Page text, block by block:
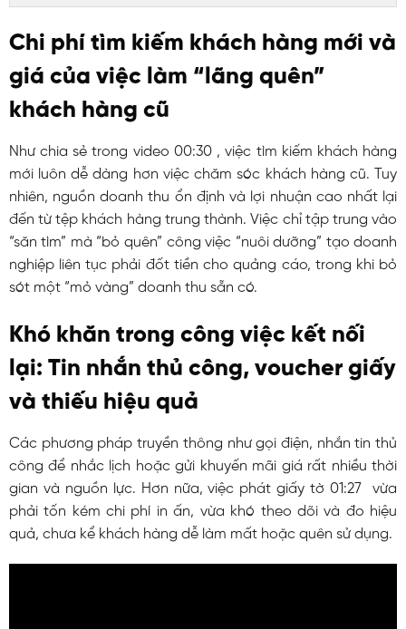
Chi phí tìm kiếm khách hàng mới và
giá của việc làm “lãng quên”
khách hàng cũ
Như chia sẻ trong video 00:30 , việc tìm kiếm khách hàng
mới luôn dễ dàng hơn việc chăm sóc khách hàng cũ. Tuy
nhiên, nguồn doanh thu ổn định và lợi nhuận cao nhất lại
đến từ tệp khách hàng trung thành. Việc chỉ tập trung vào
“săn tìm” mà “bỏ quên” công việc “nuôi dưỡng” tạo doanh
nghiệp liên tục phải đốt tiền cho quảng cáo, trong khi bỏ
sót một “mỏ vàng” doanh thu sẵn có.
Khó khăn trong công việc kết nối
lại: Tin nhắn thủ công, voucher giấy
và thiếu hiệu quả
Các phương pháp truyền thông như gọi điện, nhắn tin thủ
công để nhắc lịch hoặc gửi khuyến mãi giá rất nhiều thời
gian và nguồn lực. Hơn nữa, việc phát giấy tờ01:27
vừa
phải tốn kém chi phí in ấn, vừa khó theo dõi và đo hiệu
quả, chưa kể khách hàng dễ làm mất hoặc quên sử dụng.